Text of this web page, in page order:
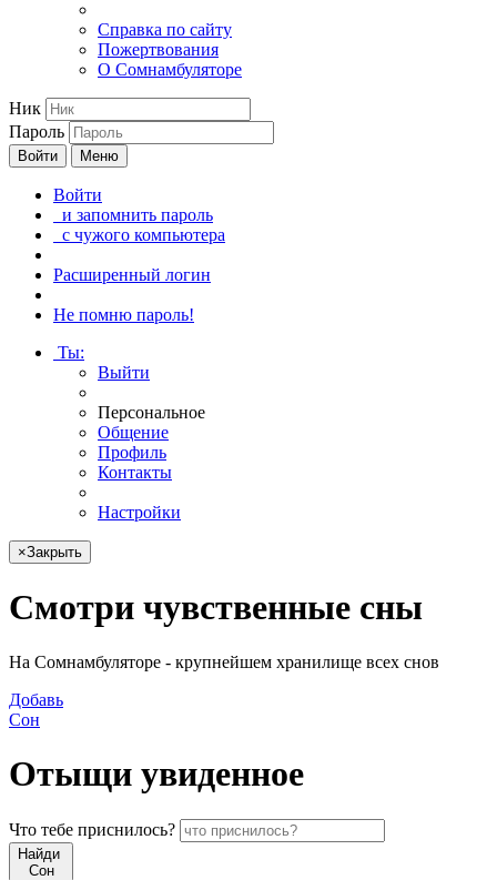
Справка по сайту
Пожертвования
О Сомнамбуляторе
Ник
Пароль
Войти Меню
Войти
и запомнить пароль
с чужого компьютера
Расширенный логин
Не помню пароль!
Ты:
Выйти
Персональное
Общение
Профиль
Контакты
Настройки
×Закрыть
Смотри чувственные сны
На Сомнамбуляторе - крупнейшем хранилище всех снов
Добавь
Сон
Отыщи увиденное
Что тебе приснилось?
Найди
Сон